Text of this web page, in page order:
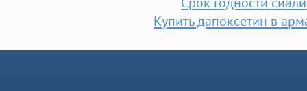
Купить дапоксетин в